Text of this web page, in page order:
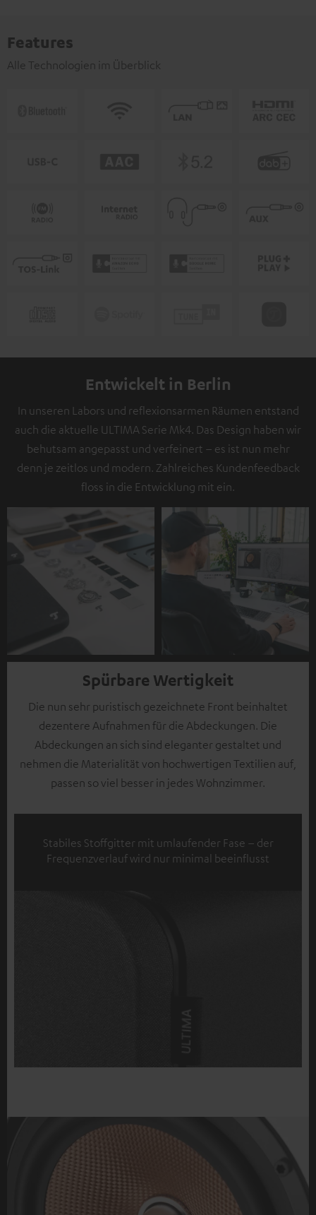
Features
Alle Technologien im Überblick
Entwickelt in Berlin
In unseren Labors und reflexionsarmen Räumen entstand
auch die aktuelle ULTIMA Serie Mk4. Das Design haben wir
behutsam angepasst und verfeinert – es ist nun mehr
denn je zeitlos und modern. Zahlreiches Kundenfeedback
floss in die Entwicklung mit ein.
Spürbare Wertigkeit
Die nun sehr puristisch gezeichnete Front beinhaltet
dezentere Aufnahmen für die Abdeckungen. Die
Abdeckungen an sich sind eleganter gestaltet und
nehmen die Materialität von hochwertigen Textilien auf,
passen so viel besser in jedes Wohnzimmer.
Stabiles Stoffgitter mit umlaufender Fase – der
Frequenzverlauf wird nur minimal beeinflusst